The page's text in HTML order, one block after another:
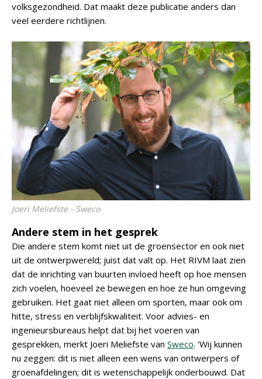
volksgezondheid. Dat maakt deze publicatie anders dan
veel eerdere richtlijnen.
Joeri Meliefste - Sweco
Andere stem in het gesprek
Die andere stem komt niet uit de groensector en ook niet
uit de ontwerpwereld; juist dat valt op. Het RIVM laat zien
dat de inrichting van buurten invloed heeft op hoe mensen
zich voelen, hoeveel ze bewegen en hoe ze hun omgeving
gebruiken. Het gaat niet alleen om sporten, maar ook om
hitte, stress en verblijfskwaliteit. Voor advies- en
ingenieursbureaus helpt dat bij het voeren van
gesprekken, merkt Joeri Meliefste van Sweco. 'Wij kunnen
nu zeggen: dit is niet alleen een wens van ontwerpers of
groenafdelingen; dit is wetenschappelijk onderbouwd. Dat